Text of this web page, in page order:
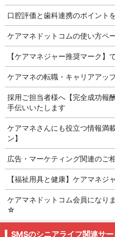
口腔評価と歯科連携のポイント
ケアマネドットコムの使い方ペ
【ケアマネジャー推奨マーク】
ケアマネの転職・キャリアアッ
採用ご担当者様へ【完全成功報
手伝いいたします
ケアマネさんにも役立つ情報満
ン】
広告・マーケティング関連のご
【福祉用具と健康】ケアマネジ
ケアマネドットコム会員になり
☆
SMSのシニアライフ関連サー